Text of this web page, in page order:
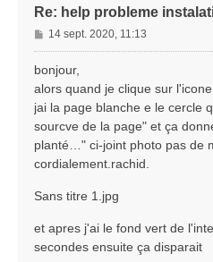
Re: help probleme
M
e
a
g
e
14 sept. 2020, 11:13
bonjour,
alors quand je clique sur
jai la page blanche e le cercle
sourcve de la page" et ça
planté…" ci-joint photo pas de
cordialement.rachid.
Sans titre 1.jpg
et apres j'ai le fond vert de
secondes ensuite ça disparait